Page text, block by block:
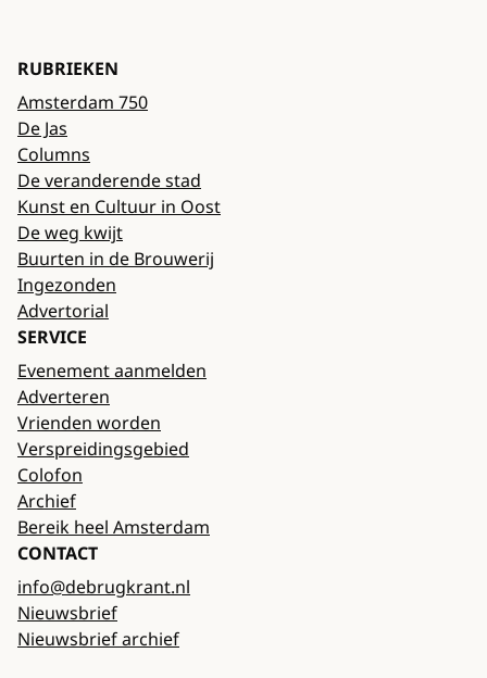
RUBRIEKEN
Amsterdam 750
De Jas
Columns
De veranderende stad
Kunst en Cultuur in Oost
De weg kwijt
Buurten in de Brouwerij
Ingezonden
Advertorial
SERVICE
Evenement aanmelden
Adverteren
Vrienden worden
Verspreidingsgebied
Colofon
Archief
Bereik heel Amsterdam
CONTACT
info@debrugkrant.nl
Nieuwsbrief
Nieuwsbrief archief